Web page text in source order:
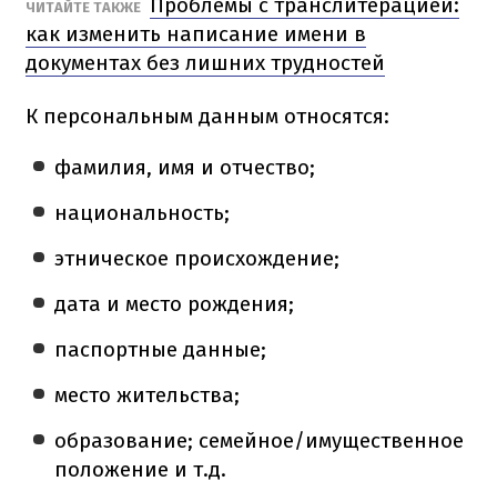
ЧИТАЙТЕ ТАКЖЕ
как изменить написание имени в
документах без лишних трудностей
К персональным данным относятся:
фамилия, имя и отчество;
национальность;
этническое происхождение;
дата и место рождения;
паспортные данные;
место жительства;
образование; семейное/имущественное
положение и т.д.